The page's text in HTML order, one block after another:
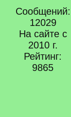
Сообщений:
12029
На сайте с
2010 г.
Рейтинг:
9865